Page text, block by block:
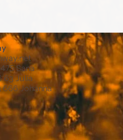
Sana
63 Julia
666 Johanna